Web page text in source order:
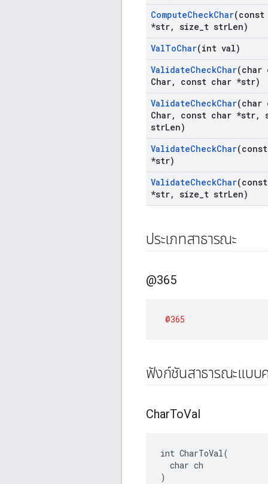
ComputeCheckChar(const
*str, size t strLen)
ValToChar(int val)
ValidateCheckChar(char
Char,
const char *str)
ValidateCheckChar(char
Char, const char *str,
strLen)
ValidateCheckChar
*str)
ValidateCheckChar
*str, size t strLen)
ประเภทสาธารณะ
@365
@365
ฟังก์ชันสาธารณะแบบ
CharToVal
int CharToVal(
  char ch
)